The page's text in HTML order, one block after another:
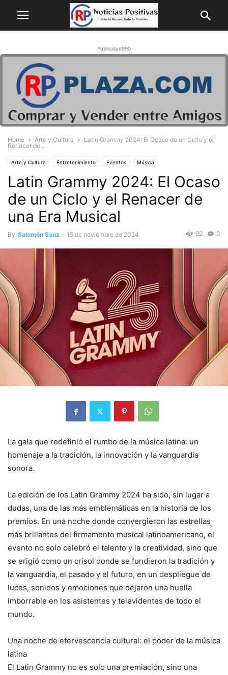
Publicidad990
Home Arte y Cultura
Latin Grammy 2024: El Ocaso de un Ciclo y el
Renacer de...
Arte y Cultura Entretenimiento Eventos Música
Latin Grammy 2024: El Ocaso
de un Ciclo y el Renacer de
una Era Musical
By Salomón Sanz - 15 de noviembre de 2024 0
92
La gala que redefinió el rumbo de la música latina: un
homenaje a la tradición, la innovación y la vanguardia
sonora.
La edición de los Latin Grammy 2024 ha sido, sin lugar a
dudas, una de las más emblemáticas en la historia de los
premios. En una noche donde convergieron las estrellas
más brillantes del firmamento musical latinoamericano, el
evento no solo celebró el talento y la creatividad, sino que
se erigió como un crisol donde se fundieron la tradición y
la vanguardia, el pasado y el futuro, en un despliegue de
luces, sonidos y emociones que dejaron una huella
imborrable en los asistentes y televidentes de todo el
mundo.
Una noche de efervescencia cultural: el poder de la música
latina
El Latin Grammy no es solo una premiación, sino una